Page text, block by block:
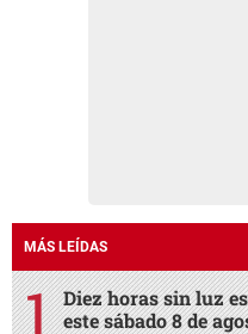
MÁS LEÍDAS
Diez horas sin luz
este sábado 8 de